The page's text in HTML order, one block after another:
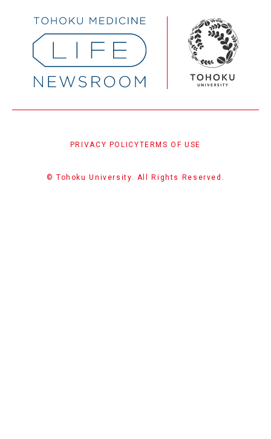
PRIVACY POLICYTERMS OF USE
© Tohoku University. All Rights Reserved.